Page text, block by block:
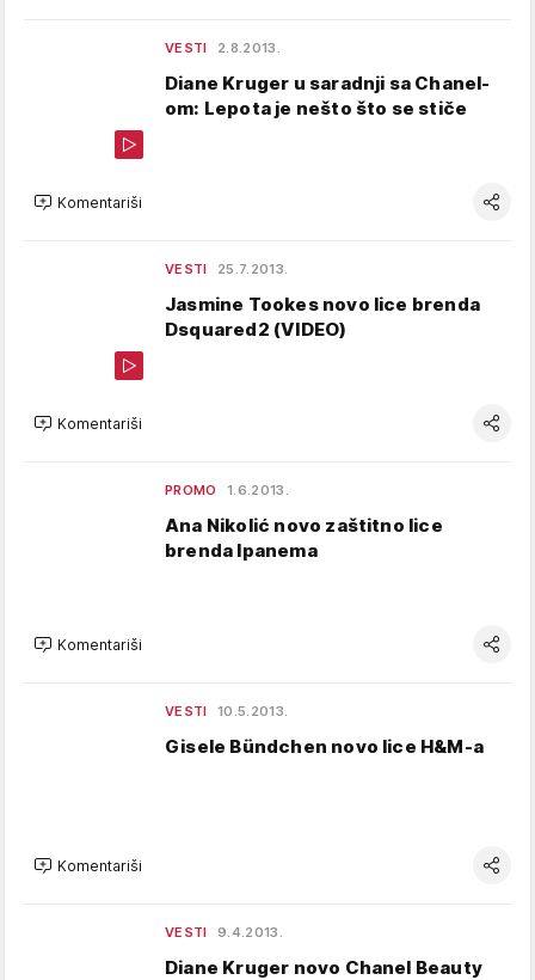
VESTI 2.8.2013.
Diane Kruger u saradnji sa Chanel-
om: Lepota je nešto što se stiče
Komentariši
VESTI 25.7.2013.
Jasmine Tookes novo lice brenda
Dsquared2 (VIDEO)
Komentariši
PROMO 1.6.2013.
Ana Nikolić novo zaštitno lice
brenda Ipanema
Komentariši
VESTI 10.5.2013.
Gisele Bündchen novo lice H&M-a
Komentariši
VESTI 9.4.2013.
Diane Kruger novo Chanel Beauty